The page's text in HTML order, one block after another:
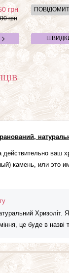
грн
грн
ваш
камень, или это
Хризоліт.
це буде в назві